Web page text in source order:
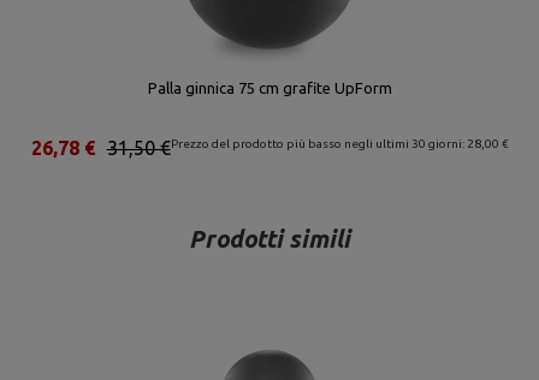
Palla ginnica 75 cm grafite UpForm
Prezzo del prodotto più basso negli ultimi 30 giorni: 28,00 €
31,50 €
26,78 €
Prodotti simili